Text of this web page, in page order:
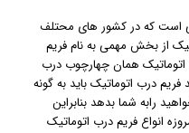
است که در کشور های محتلف
از بخش مهمی به نام فریم
همان چهارچوب درب
درب اتوماتیک باید به گونه
رابه شما بدهد بنابراین
انواع فریم درب اتوماتیک